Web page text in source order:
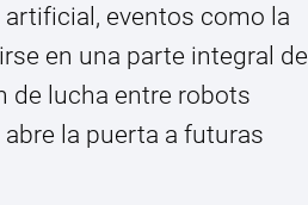
eventos como la
en una parte integral del
de lucha entre robots
la puerta a futuras